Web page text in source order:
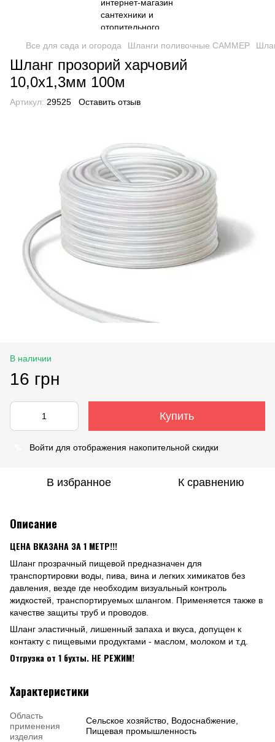
Все для сада и огорода Шланги поливочные САММЕР
Шланг прозорий харчовий
10,0х1,3мм 100м
Артикул: 29525 Оставить отзыв
В наличии
16 грн
Купить
Войти для отображения накопительной скидки
В избранное К сравнению
Описание
ЦЕНА ВКАЗАНА ЗА 1 МЕТР!!!
Шланг прозрачный пищевой предназначен для
транспортировки воды, пива, вина и легких химикатов без
давления, везде где необходим визуальный контроль
жидкостей, транспортируемых шлангом. Применяется также в
качестве защиты труб и проводов.
Шланг эластичный, лишенный запаха и вкуса, допущен к
контакту с пищевыми продуктами - маслом, молоком и т.д.
Отгрузка от 1 бухты. НЕ РЕЖИМ!
Характеристики
Область
применения
изделия
Сельское хозяйство, Водоснабжение,
Пищевая промышленность